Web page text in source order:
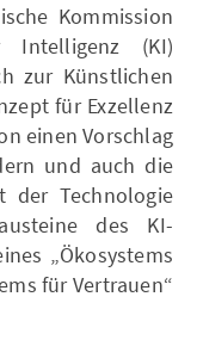
Kommission
Intelligenz (KI)
zur Künstlichen
für Exzellenz
einen Vorschlag
und auch die
der Technologie
des KI-
„Ökosystems
für Vertrauen“